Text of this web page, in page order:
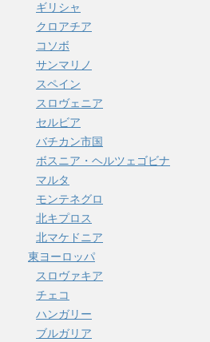
ギリシャ
クロアチア
コソボ
サンマリノ
スペイン
スロヴェニア
セルビア
バチカン市国
ボスニア・ヘルツェゴビナ
マルタ
モンテネグロ
北キプロス
北マケドニア
東ヨーロッパ
スロヴァキア
チェコ
ハンガリー
ブルガリア